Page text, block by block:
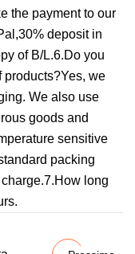
the payment to our
deposit in
of B/L.6.Do you
products?Yes, we
We also use
goods and
sensitive
packing
long